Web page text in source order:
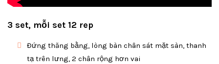
3 set, mỗi set 12 rep
Đứng thăng bằng, lòng bàn chân sát mặt sàn, thanh
tạ trên lưng, 2 chân rộng hơn vai